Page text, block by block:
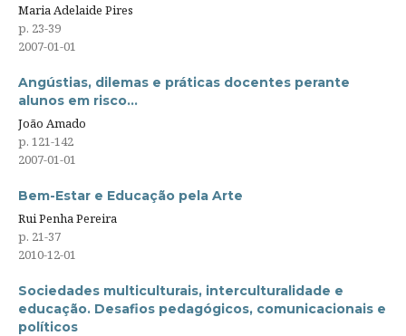
Maria Adelaide Pires
p. 23-39
2007-01-01
Angústias, dilemas e práticas docentes perante
alunos em risco…
João Amado
p. 121-142
2007-01-01
Bem-Estar e Educação pela Arte
Rui Penha Pereira
p. 21-37
2010-12-01
Sociedades multiculturais, interculturalidade e
educação. Desafios pedagógicos, comunicacionais e
políticos